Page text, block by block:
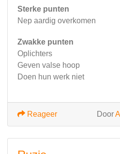
Sterke punten
Nep aardig overkomen
Zwakke punten
Oplichters
Geven valse hoop
Doen hun werk niet
DoorA
Reageer